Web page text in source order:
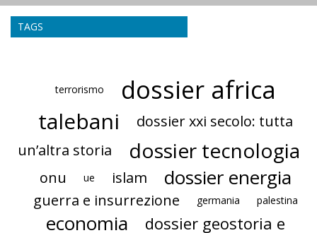
TAGS
terrorismo dossier africa
talebani
dossier xxi secolo: tutta
un’altra storia
dossier tecnologia
onu ue islam dossier energia
guerra e insurrezione germania palestina
economia dossier geostoria e